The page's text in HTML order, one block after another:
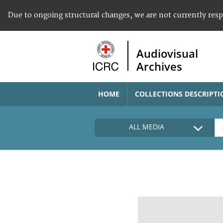
Due to ongoing structural changes, we are not currently
Audiovisual
Archives
HOME COLLECTIONS
ALL MEDIA